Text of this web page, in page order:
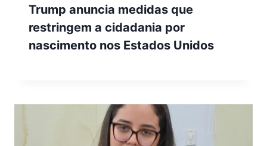
Trump anuncia medidas que
restringem a cidadania por
nascimento nos Estados Unidos